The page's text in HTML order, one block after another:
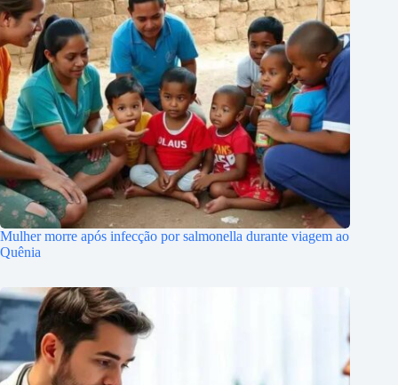
Mulher morre após infecção por salmonella durante viagem ao
Quênia